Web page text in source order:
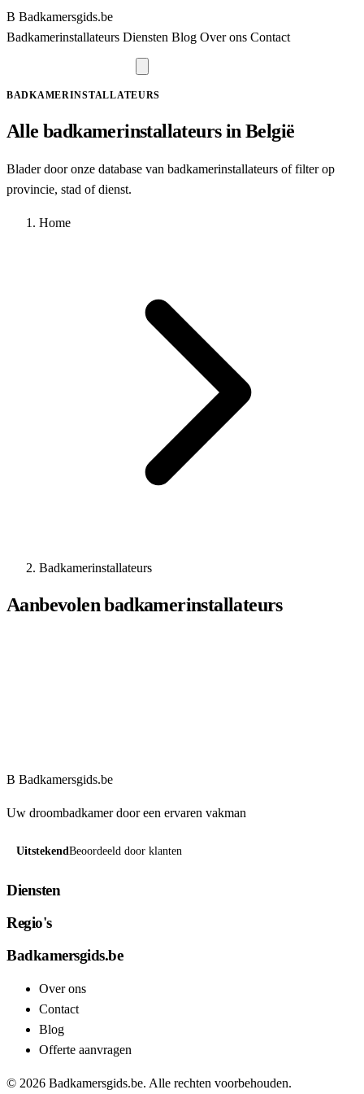
B Badkamersgids.be
Badkamerinstallateurs Diensten Blog Over ons Contact
BADKAMERINSTALLATEURS
Alle badkamerinstallateurs in België
Blader door onze database van badkamerinstallateurs of filter op
provincie, stad of dienst.
Home
Badkamerinstallateurs
Aanbevolen badkamerinstallateurs
B Badkamersgids.be
Uw droombadkamer door een ervaren vakman
UitstekendBeoordeeld door klanten
Diensten
Regio's
Badkamersgids.be
Over ons
Contact
Blog
Offerte aanvragen
© 2026 Badkamersgids.be. Alle rechten voorbehouden.